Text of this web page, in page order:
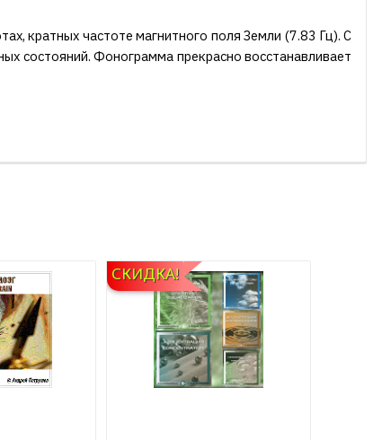
кратных частоте магнитного поля Земли (7.83 Гц). С
состояний. Фонограмма прекрасно восстанавливает
СКИДКА!